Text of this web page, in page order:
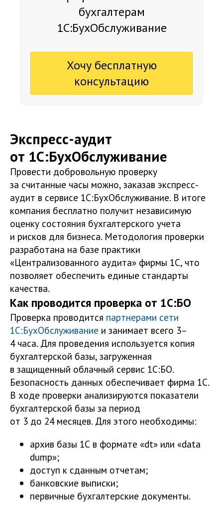
бухгалтерам
1С:БухОбслуживание
Хочу бесплатную
консультацию
Экспресс-аудит
от 1С:БухОбслуживание
Провести добровольную проверку
за считанные часы можно, заказав экспресс-
аудит в сервисе 1С:БухОбслуживание. В итоге
компания бесплатно получит независимую
оценку состояния бухгалтерского учета
и рисков для бизнеса. Методология проверки
разработана на базе практики
«Централизованного аудита» фирмы 1С, что
позволяет обеспечить единые стандарты
качества.
Как проводится проверка от 1С:БО
Проверка проводится партнерами сети
1С:БухОбслуживание и занимает всего 3–
4 часа. Для проведения используется копия
бухгалтерской базы, загруженная
в защищенный облачный сервис 1С:БО.
Безопасность данных обеспечивает фирма 1С.
В ходе проверки анализируются показатели
бухгалтерской базы за период
от 3 до 24 месяцев. Для этого необходимы:
архив базы 1С в формате «dt» или «data
dump»;
доступ к сданным отчетам;
банковские выписки;
первичные бухгалтерские документы.